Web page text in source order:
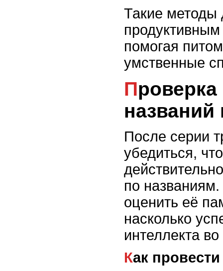
Такие методы
помогая
умственные
Проверка понимания
названий
После серии
убедиться,
по
оценить её
насколько
интеллекта
Как